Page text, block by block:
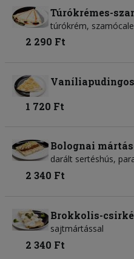
Túrókrémes-
túrókrém,
2 290 Ft
1 720 Ft
Bolognai
darált sertéshús,
2 340 Ft
Brokkolis-
sajtmártással
2 340 Ft